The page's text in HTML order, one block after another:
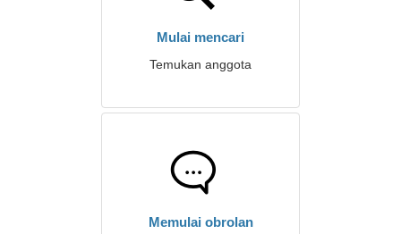
Mulai mencari
Temukan anggota
Memulai obrolan